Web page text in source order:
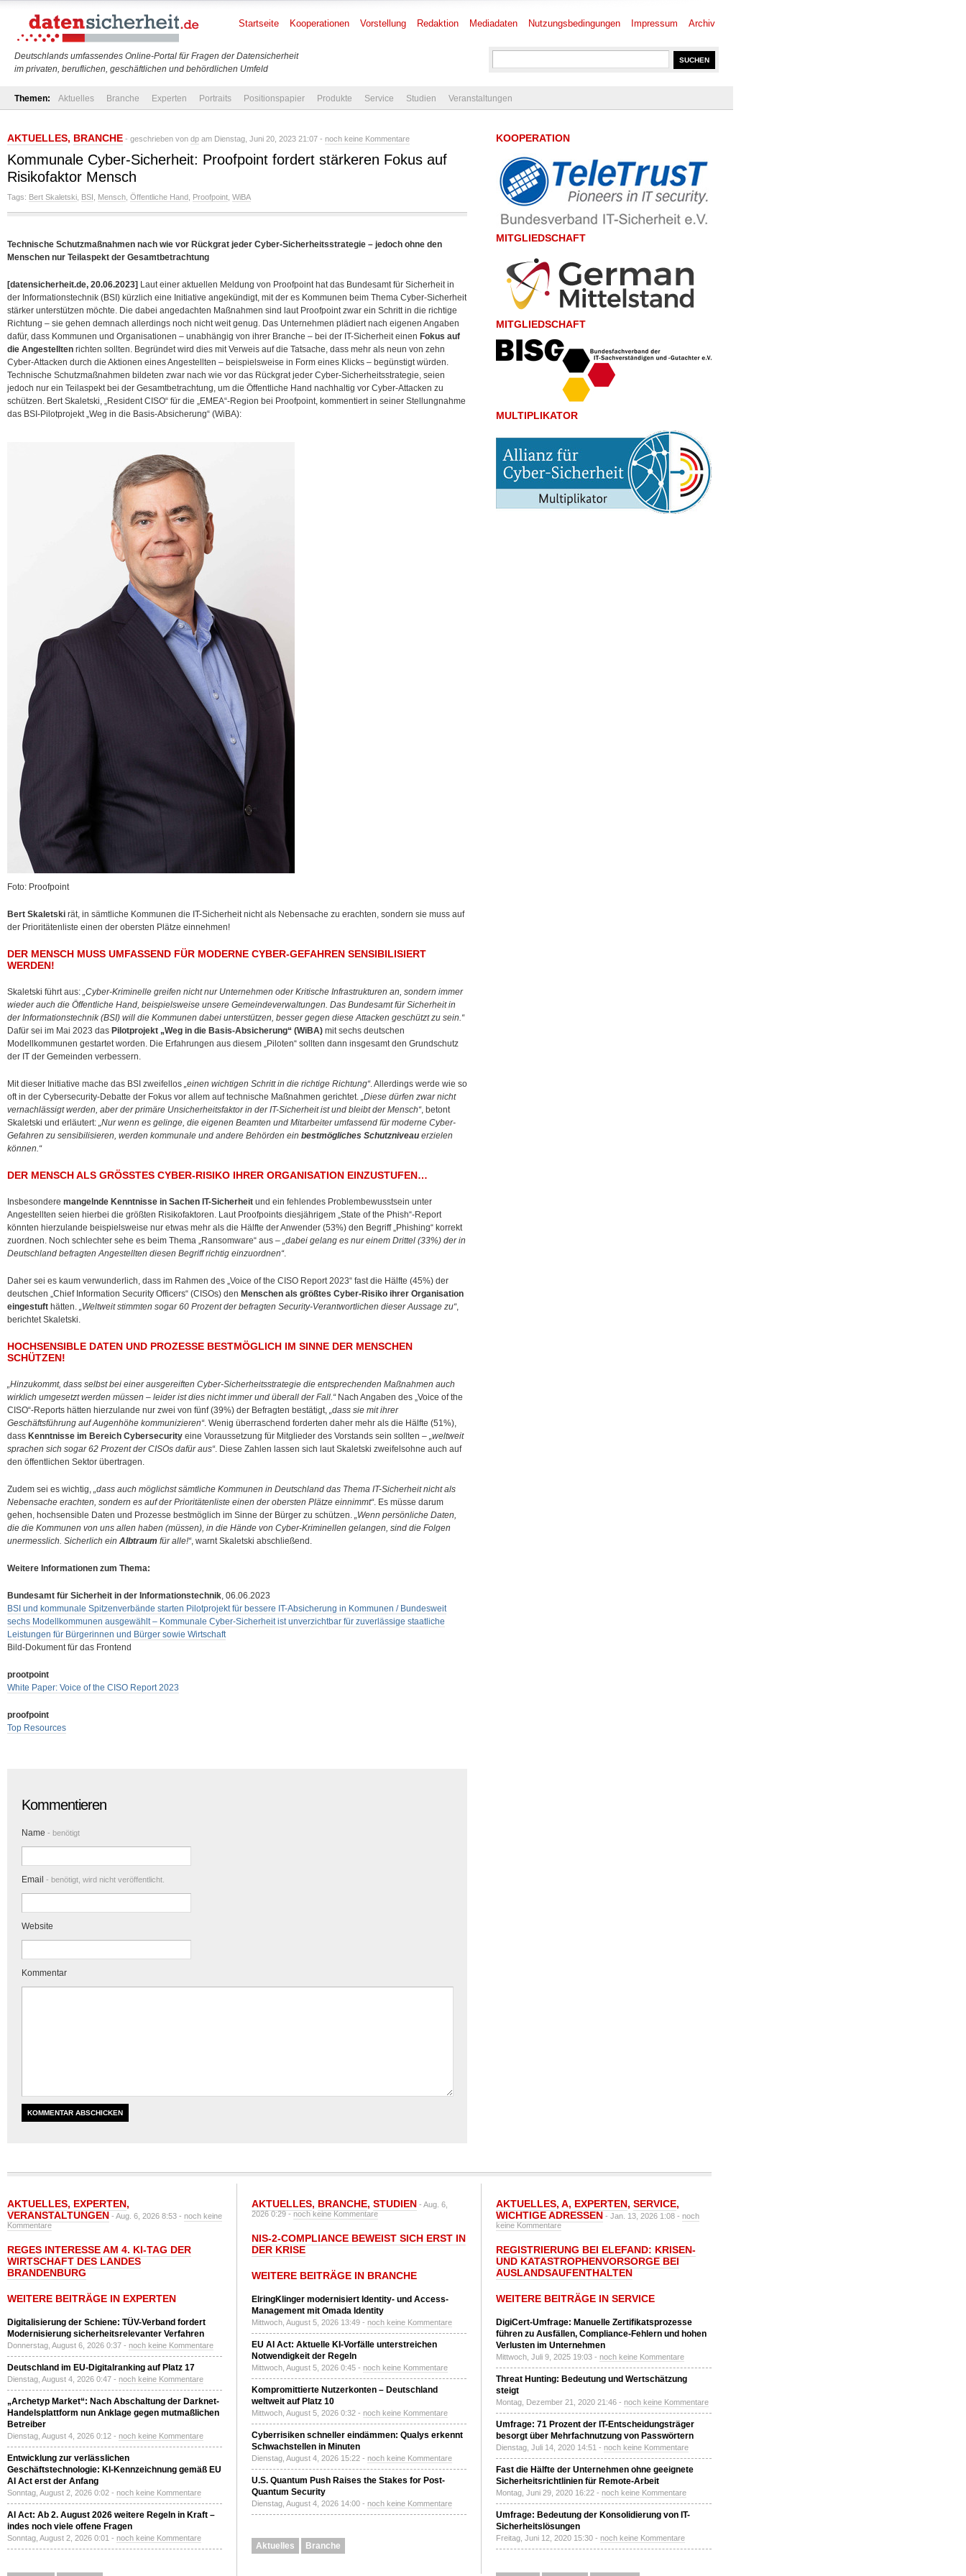
Deutschlands umfassendes Online-Portal für Fragen der Datensicherheit
im privaten, beruflichen, geschäftlichen und behördlichen Umfeld
Startseite Kooperationen Vorstellung Redaktion Mediadaten Nutzungsbedingungen Impressum Archiv
Themen: Aktuelles Branche Experten Portraits Positionspapier Produkte Service Studien Veranstaltungen
AKTUELLES, BRANCHE - geschrieben von dp am Dienstag, Juni 20, 2023 21:07 - noch keine Kommentare
Kommunale Cyber-Sicherheit: Proofpoint fordert stärkeren Fokus auf
Risikofaktor Mensch
Tags: Bert Skaletski BSI Mensch Öffentliche Hand Proofpoint WiBA
Technische Schutzmaßnahmen nach wie vor Rückgrat jeder Cyber-Sicherheitsstrategie – jedoch ohne den
Menschen nur Teilaspekt der Gesamtbetrachtung
[datensicherheit.de, 20.06.2023] Laut einer aktuellen Meldung von Proofpoint hat das Bundesamt für Sicherheit in
der Informationstechnik (BSI) kürzlich eine Initiative angekündigt, mit der es Kommunen beim Thema Cyber-Sicherheit
stärker unterstützen möchte. Die dabei angedachten Maßnahmen sind laut Proofpoint zwar ein Schritt in die richtige
Richtung – sie gehen demnach allerdings noch nicht weit genug. Das Unternehmen plädiert nach eigenen Angaben
dafür, dass Kommunen und Organisationen – unabhängig von ihrer Branche – bei der IT-Sicherheit einen Fokus auf
die Angestellten richten sollten. Begründet wird dies mit Verweis auf die Tatsache, dass mehr als neun von zehn
Cyber-Attacken durch die Aktionen eines Angestellten – beispielsweise in Form eines Klicks – begünstigt würden.
Technische Schutzmaßnahmen bildeten zwar nach wie vor das Rückgrat jeder Cyber-Sicherheitsstrategie, seien
jedoch nur ein Teilaspekt bei der Gesamtbetrachtung, um die Öffentliche Hand nachhaltig vor Cyber-Attacken zu
schützen. Bert Skaletski, „Resident CISO“ für die „EMEA“-Region bei Proofpoint, kommentiert in seiner Stellungnahme
das BSI-Pilotprojekt „Weg in die Basis-Absicherung“ (WiBA):
Foto: Proofpoint
Bert Skaletski rät, in sämtliche Kommunen die IT-Sicherheit nicht als Nebensache zu erachten, sondern sie muss auf
der Prioritätenliste einen der obersten Plätze einnehmen!
DER MENSCH MUSS UMFASSEND FÜR MODERNE CYBER-GEFAHREN SENSIBILISIERT
WERDEN!
Skaletski führt aus: „Cyber-Kriminelle greifen nicht nur Unternehmen oder Kritische Infrastrukturen an, sondern immer
wieder auch die Öffentliche Hand, beispielsweise unsere Gemeindeverwaltungen. Das Bundesamt für Sicherheit in
der Informationstechnik (BSI) will die Kommunen dabei unterstützen, besser gegen diese Attacken geschützt zu sein.“
Dafür sei im Mai 2023 das Pilotprojekt „Weg in die Basis-Absicherung“ (WiBA) mit sechs deutschen
Modellkommunen gestartet worden. Die Erfahrungen aus diesem „Piloten“ sollten dann insgesamt den Grundschutz
der IT der Gemeinden verbessern.
Mit dieser Initiative mache das BSI zweifellos „einen wichtigen Schritt in die richtige Richtung“. Allerdings werde wie so
oft in der Cybersecurity-Debatte der Fokus vor allem auf technische Maßnahmen gerichtet. „Diese dürfen zwar nicht
vernachlässigt werden, aber der primäre Unsicherheitsfaktor in der IT-Sicherheit ist und bleibt der Mensch“, betont
Skaletski und erläutert: „Nur wenn es gelinge, die eigenen Beamten und Mitarbeiter umfassend für moderne Cyber-
Gefahren zu sensibilisieren, werden kommunale und andere Behörden ein bestmögliches Schutzniveau erzielen
können.“
DER MENSCH ALS GRÖSSTES CYBER-RISIKO IHRER ORGANISATION EINZUSTUFEN…
Insbesondere mangelnde Kenntnisse in Sachen IT-Sicherheit und ein fehlendes Problembewusstsein unter
Angestellten seien hierbei die größten Risikofaktoren. Laut Proofpoints diesjährigem „State of the Phish“-Report
könnten hierzulande beispielsweise nur etwas mehr als die Hälfte der Anwender (53%) den Begriff „Phishing“ korrekt
zuordnen. Noch schlechter sehe es beim Thema „Ransomware“ aus – „dabei gelang es nur einem Drittel (33%) der in
Deutschland befragten Angestellten diesen Begriff richtig einzuordnen“.
Daher sei es kaum verwunderlich, dass im Rahmen des „Voice of the CISO Report 2023“ fast die Hälfte (45%) der
deutschen „Chief Information Security Officers“ (CISOs) den Menschen als größtes Cyber-Risiko ihrer Organisation
eingestuft hätten. „Weltweit stimmten sogar 60 Prozent der befragten Security-Verantwortlichen dieser Aussage zu“,
berichtet Skaletski.
HOCHSENSIBLE DATEN UND PROZESSE BESTMÖGLICH IM SINNE DER MENSCHEN
SCHÜTZEN!
„Hinzukommt, dass selbst bei einer ausgereiften Cyber-Sicherheitsstrategie die entsprechenden Maßnahmen auch
wirklich umgesetzt werden müssen – leider ist dies nicht immer und überall der Fall.“Nach Angaben des „Voice of the
CISO“-Reports hätten hierzulande nur zwei von fünf (39%) der Befragten bestätigt, „dass sie mit ihrer
Geschäftsführung auf Augenhöhe kommunizieren“. Wenig überraschend forderten daher mehr als die Hälfte (51%),
dass Kenntnisse im Bereich Cybersecurity eine Voraussetzung für Mitglieder des Vorstands sein sollten – „weltweit
sprachen sich sogar 62 Prozent der CISOs dafür aus“. Diese Zahlen lassen sich laut Skaletski zweifelsohne auch auf
den öffentlichen Sektor übertragen.
Zudem sei es wichtig, „dass auch möglichst sämtliche Kommunen in Deutschland das Thema IT-Sicherheit nicht als
Nebensache erachten, sondern es auf der Prioritätenliste einen der obersten Plätze einnimmt“. Es müsse darum
gehen, hochsensible Daten und Prozesse bestmöglich im Sinne der Bürger zu schützen. „Wenn persönliche Daten,
die die Kommunen von uns allen haben (müssen), in die Hände von Cyber-Kriminellen gelangen, sind die Folgen
unermesslich. Sicherlich ein Albtraum für alle!“, warnt Skaletski abschließend.
Weitere Informationen zum Thema:
Bundesamt für Sicherheit in der Informationstechnik, 06.06.2023
BSI und kommunale Spitzenverbände starten Pilotprojekt für bessere IT-Absicherung in Kommunen / Bundesweit
sechs Modellkommunen ausgewählt – Kommunale Cyber-Sicherheit ist unverzichtbar für zuverlässige staatliche
Leistungen für Bürgerinnen und Bürger sowie Wirtschaft
Bild-Dokument für das Frontend
prootpoint
White Paper: Voice of the CISO Report 2023
proofpoint
Top Resources
Kommentieren
Name - benötigt
Email - benötigt, wird nicht veröffentlicht.
Website
Kommentar
KOOPERATION
MITGLIEDSCHAFT
MITGLIEDSCHAFT
MULTIPLIKATOR
AKTUELLES, EXPERTEN,
VERANSTALTUNGEN - Aug. 6, 2026 8:53 - noch keine
Kommentare
REGES INTERESSE AM 4. KI-TAG DER
WIRTSCHAFT DES LANDES
BRANDENBURG
WEITERE BEITRÄGE IN EXPERTEN
Digitalisierung der Schiene: TÜV-Verband fordert
Modernisierung sicherheitsrelevanter Verfahren
Donnerstag, August 6, 2026 0:37 - noch keine Kommentare
Deutschland im EU-Digitalranking auf Platz 17
Dienstag, August 4, 2026 0:47 - noch keine Kommentare
„Archetyp Market“: Nach Abschaltung der Darknet-
Handelsplattform nun Anklage gegen mutmaßlichen
Betreiber
Dienstag, August 4, 2026 0:12 - noch keine Kommentare
Entwicklung zur verlässlichen
Geschäftstechnologie: KI-Kennzeichnung gemäß EU
AI Act erst der Anfang
Sonntag, August 2, 2026 0:02 - noch keine Kommentare
AI Act: Ab 2. August 2026 weitere Regeln in Kraft –
indes noch viele offene Fragen
Sonntag, August 2, 2026 0:01 - noch keine Kommentare
AKTUELLES, BRANCHE, STUDIEN - Aug. 6,
2026 0:29 -noch keine Kommentare
NIS-2-COMPLIANCE BEWEIST SICH ERST IN
DER KRISE
WEITERE BEITRÄGE IN BRANCHE
ElringKlinger modernisiert Identity- und Access-
Management mit Omada Identity
Mittwoch, August 5, 2026 13:49 - noch keine Kommentare
EU AI Act: Aktuelle KI-Vorfälle unterstreichen
Notwendigkeit der Regeln
Mittwoch, August 5, 2026 0:45 - noch keine Kommentare
Kompromittierte Nutzerkonten – Deutschland
weltweit auf Platz 10
Mittwoch, August 5, 2026 0:32 - noch keine Kommentare
Cyberrisiken schneller eindämmen: Qualys erkennt
Schwachstellen in Minuten
Dienstag, August 4, 2026 15:22 - noch keine Kommentare
U.S. Quantum Push Raises the Stakes for Post-
Quantum Security
Dienstag, August 4, 2026 14:00 - noch keine Kommentare
Aktuelles Branche
AKTUELLES, A, EXPERTEN, SERVICE,
WICHTIGE ADRESSEN - Jan. 13, 2026 1:08 - noch
keine Kommentare
REGISTRIERUNG BEI ELEFAND: KRISEN-
UND KATASTROPHENVORSORGE BEI
AUSLANDSAUFENTHALTEN
WEITERE BEITRÄGE IN SERVICE
DigiCert-Umfrage: Manuelle Zertifikatsprozesse
führen zu Ausfällen, Compliance-Fehlern und hohen
Verlusten im Unternehmen
Mittwoch, Juli 9, 2025 19:03 - noch keine Kommentare
Threat Hunting: Bedeutung und Wertschätzung
steigt
Montag, Dezember 21, 2020 21:46 - noch keine Kommentare
Umfrage: 71 Prozent der IT-Entscheidungsträger
besorgt über Mehrfachnutzung von Passwörtern
Dienstag, Juli 14, 2020 14:51 - noch keine Kommentare
Fast die Hälfte der Unternehmen ohne geeignete
Sicherheitsrichtlinien für Remote-Arbeit
Montag, Juni 29, 2020 16:22 - noch keine Kommentare
Umfrage: Bedeutung der Konsolidierung von IT-
Sicherheitslösungen
Freitag, Juni 12, 2020 15:30 - noch keine Kommentare